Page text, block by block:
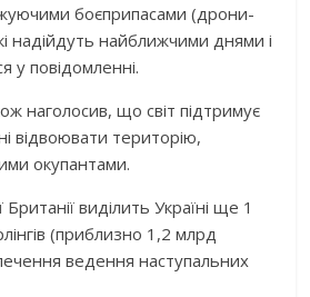
боєприпасами (дрони-
надійдуть найближчими днями і
у повідомленні.
наголосив, що світ підтримує
відвоювати територію,
окупантами.
виділить Україні ще 1
(приблизно 1,2 млрд
ведення наступальних